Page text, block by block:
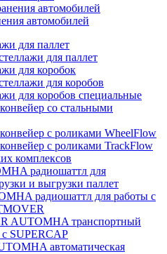
автомобилей
для паллет
для паллет
для коробок
для коробов
для коробов специальные
со стальными
с роликами WheelFlow
с роликами TrackFlow
комплексов
радиошаттл для
и выгрузки паллет
радиошаттл для работы с
AUTOMHA транспортный
SUPERCAP
автоматическая